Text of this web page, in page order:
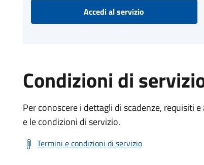
Accedi al servizio
Condizioni di
Per conoscere i dettagli di scadenze, requisiti
e le condizioni di servizio.
Termini e condizioni di servizio